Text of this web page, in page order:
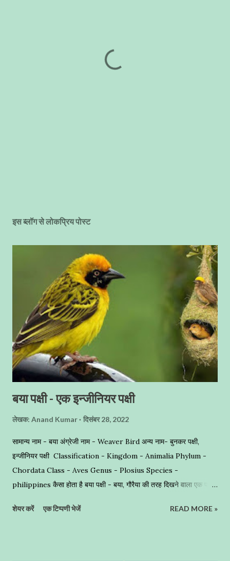
इस ब्लॉग से लोकप्रिय पोस्ट
बया पक्षी - एक इन्जीनियर पक्षी
लेखक: Anand Kumar दिसंबर 28, 2022
सामान्य नाम - बया अंग्रेजी नाम - Weaver Bird अन्य नाम- बुनकर पक्षी,
इन्जीनियर पक्षी Classification - Kingdom - Animalia Phylum -
Chordata Class - Aves Genus - Plosius Species -
philippines कैसा होता है बया पक्षी - बया, गौरैया की तरह दिखने वाला एक पक्षी
घोंसलों का निर्माण - यह नन्हा सा पक्षी घास के छोटे-छोटे तिनको और पत्तियों को
शेयर करें एक टिप्पणी भेजें READ MORE »